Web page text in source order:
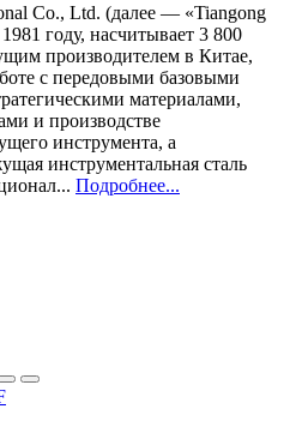
Co., Ltd. (далее — «Tiangong
году, насчитывает 3 800
производителем в Китае,
с передовыми базовыми
материалами,
и производстве
инструмента, а
инструментальная сталь
Подробнее...